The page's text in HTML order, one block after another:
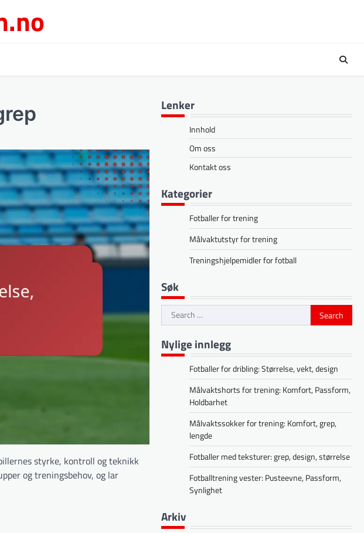
styrke, kontroll og teknikk
og treningsbehov, og lar
Lenker
Innhold
Om oss
Kontakt oss
Kategorier
Fotballer for trening
Målvaktutstyr for trening
Treningshjelpemidler for fotball
Søk
Search
for:
Nylige innlegg
Fotballer for dribling: Størrelse, vekt, design
Målvaktshorts for trening: Komfort, Passform,
Holdbarhet
Målvaktssokker for trening: Komfort, grep,
lengde
Fotballer med teksturer: grep, design, størrelse
Fotballtrening vester: Pusteevne, Passform,
Synlighet
Arkiv